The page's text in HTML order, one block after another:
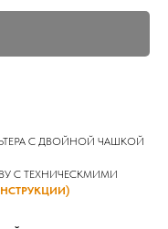
С ДВОЙНОЙ ЧАШКОЙ
C ТЕХНИЧЕСКМИМИ